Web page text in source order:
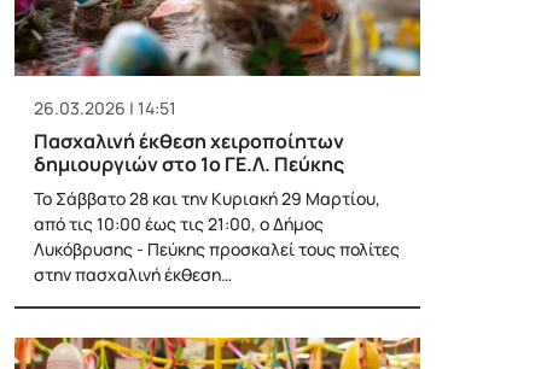
26.03.2026 | 14:51
Πασχαλινή έκθεση χειροποίητων
δημιουργιών στο 1ο ΓΕ.Λ. Πεύκης
Το Σάββατο 28 και την Κυριακή 29 Μαρτίου,
από τις 10:00 έως τις 21:00, ο Δήμος
Λυκόβρυσης - Πεύκης προσκαλεί τους πολίτες
στην πασχαλινή έκθεση…